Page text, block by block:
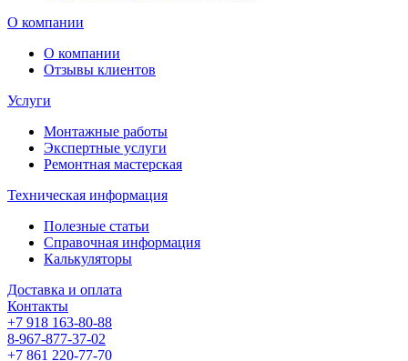
О компании
О компании
Отзывы клиентов
Услуги
Монтажные работы
Экспертные услуги
Ремонтная мастерская
Техническая информация
Полезные статьи
Справочная информация
Калькуляторы
Доставка и оплата
Контакты
+7 918 163-80-88
8-967-877-37-02
+7 861 220-77-70